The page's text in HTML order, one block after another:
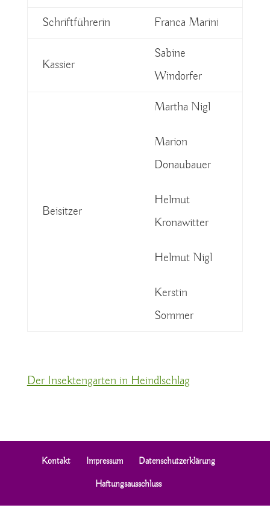
Schriftführerin Franca Marini
Kassier
Sabine
Windorfer
Beisitzer
Martha Nigl
Marion
Donaubauer
Helmut
Kronawitter
Helmut Nigl
Kerstin
Sommer
Der Insektengarten in Heindlschlag
Kontakt Impressum Datenschutzerklärung
Haftungsausschluss